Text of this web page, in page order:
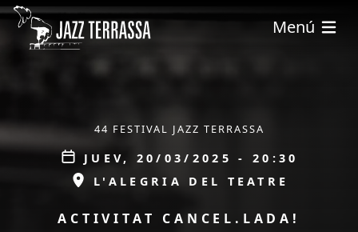
Pasar al contenido principal
Menú
ÀMBIT 44 FESTIVAL JAZZ TERRASSA
Data
JUEV, 20/03/2025 - 20:30
ESPAI
L'ALEGRIA DEL TEATRE
PROMOCIÓ
ACTIVITAT CANCEL.LADA!